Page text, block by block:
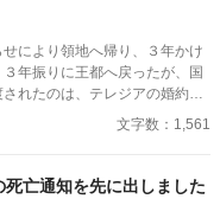
により領地へ帰り、３年かけ
年振りに王都へ戻ったが、国
れたのは、テレジアの婚約破
文字数：1,561
亡通知を先に出しました